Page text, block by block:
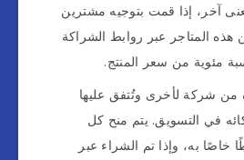
آخر، إذا قمت بتوجيه مشترين
المتاجر عبر روابط الشراكة
مئوية من سعر المنتج.
شركة لأخرى وتُتفق عليها
في التسويق. يتم منح كل
به، وإذا تم الشراء عبر